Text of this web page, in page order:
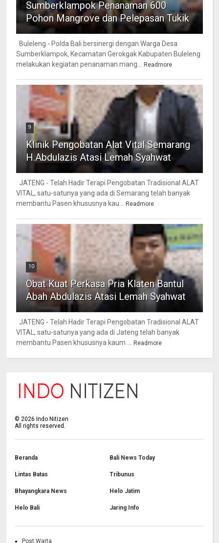
Sumberklampok Penanaman 600
Pohon Mangrove dan Pelepasan Tukik
Buleleng - Polda Bali bersinergi dengan Warga Desa
Sumberklampok, Kecamatan Gerokgak Kabupaten Buleleng
melakukan kegiatan penanaman mang...
Readmore
9
Klinik Pengobatan Alat Vital Semarang
H.Abdulazis Atasi Lemah Syahwat
JATENG - Telah Hadir Terapi Pengobatan Tradisional ALAT
VITAL, satu-satunya yang ada di Semarang telah banyak
membantu Pasen khususnya kau...
Readmore
10
Obat Kuat Perkasa Pria Klaten Bantul
Abah Abdulazis Atasi Lemah Syahwat
JATENG - Telah Hadir Terapi Pengobatan Tradisional ALAT
VITAL, satu-satunya yang ada di Jateng telah banyak
membantu Pasen khususnya kaum ...
Readmore
©2026 Indo Nitizen
All rights reserved.
Beranda Bali News Today
Lintas Batas Tribunus
Bhayangkara News Helo Jatim
Helo Bali Jaring Info
Post Warta